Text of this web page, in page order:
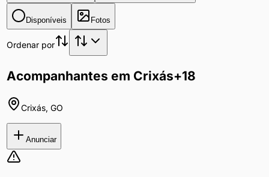
Disponíveis Fotos
Ordenar por
Acompanhantes em Crixás+18
Crixás, GO
Anunciar